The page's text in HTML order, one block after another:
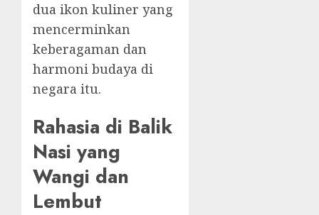
dua ikon kuliner yang
mencerminkan
keberagaman dan
harmoni budaya di
negara itu.
Rahasia di Balik
Nasi yang
Wangi dan
Lembut